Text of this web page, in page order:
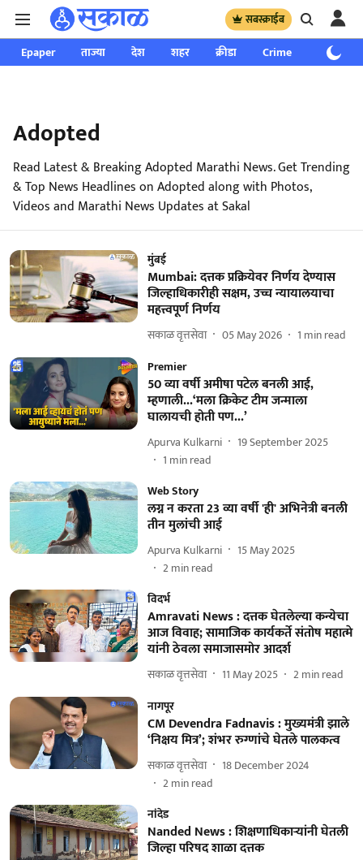
सबस्क्राईब
Epaper ताज्या देश शहर क्रीडा Crime साप्ताहिक
Adopted
Read Latest & Breaking Adopted Marathi News. Get Trending
& Top News Headlines on Adopted along with Photos,
Videos and Marathi News Updates at Sakal
मुंबई
Mumbai: दत्तक प्रक्रियेवर निर्णय देण्यास
जिल्हाधिकारीही सक्षम, उच्च न्यायालयाचा
महत्त्वपूर्ण निर्णय
सकाळ वृत्तसेवा 05 May 2026 1 min read
Premier
50 व्या वर्षी अमीषा पटेल बनली आई,
म्हणाली...‘मला क्रिकेट टीम जन्माला
घालायची होती पण...’
Apurva Kulkarni
19 September 2025
1 min read
Web Story
लग्न न करता 23 व्या वर्षी 'ही' अभिनेत्री बनली
तीन मुलांची आई
Apurva Kulkarni
15 May 2025
2min read
विदर्भ
Amravati News : दत्तक घेतलेल्या कन्येचा
आज विवाह; सामाजिक कार्यकर्ते संतोष महात्मे
यांनी ठेवला समाजासमोर आदर्श
सकाळ वृत्तसेवा 11 May 2025 2min read
नागपूर
CM Devendra Fadnavis : मुख्यमंत्री झाले
‘निक्षय मित्र’; शंभर रुग्णांचे घेतले पालकत्व
सकाळ वृत्तसेवा
18 December 2024
2min read
नांदेड
Nanded News : शिक्षणाधिकाऱ्यांनी घेतली
जिल्हा परिषद शाळा दत्तक